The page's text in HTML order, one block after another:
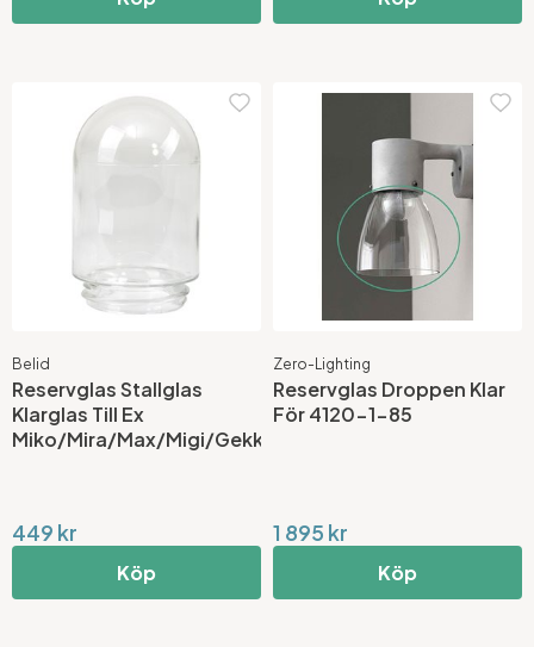
Belid
Reservglas Stallglas
Klarglas Till Ex
Miko/Mira/Max/Migi/Gekko
449 kr
Köp
Zero-Lighting
Reservglas Droppen Klar
För 4120-1-85
1 895 kr
Köp